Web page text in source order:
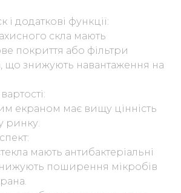
і додаткові функції:
скла мають
покриття або фільтри
що знижують навантаження на
екраном має вищу цінність
ринку.
мають антибактеріальні
поширення мікробів